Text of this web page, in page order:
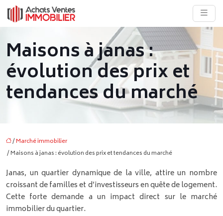
Maisons à janas :
évolution des prix et
tendances du marché
/Marché immobilier
/ Maisons à janas : évolution des prix et tendances du marché
Janas, un quartier dynamique de la ville, attire un nombre
croissant de familles et d’investisseurs en quête de logement.
Cette forte demande a un impact direct sur le marché
immobilier du quartier.